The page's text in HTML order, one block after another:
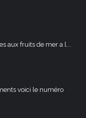
aux fruits de mer a l...
voici le numéro